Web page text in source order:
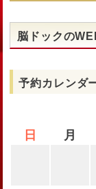
脳ドックの
予約カレンダ
日 月